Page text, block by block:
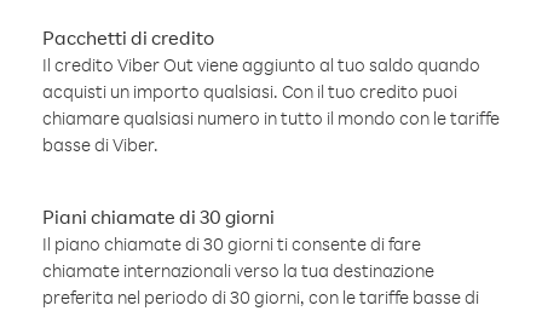
Pacchetti di credito
Il credito Viber Out viene aggiunto al tuo saldo quando
acquisti un importo qualsiasi. Con il tuo credito puoi
chiamare qualsiasi numero in tutto il mondo con le tariffe
basse di Viber.
Piani chiamate di 30 giorni
Il piano chiamate di 30 giorni ti consente di fare
chiamate internazionali verso la tua destinazione
preferita nel periodo di 30 giorni, con le tariffe basse di